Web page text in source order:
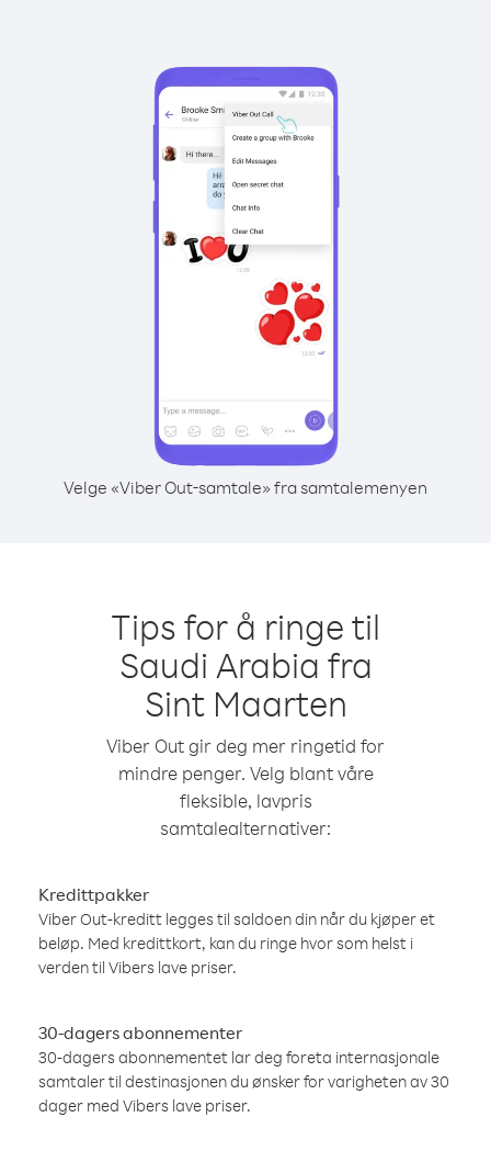
Velge «Viber Out-samtale» fra samtalemenyen
Tips for å ringe til
Saudi Arabia fra
Sint Maarten
Viber Out gir deg mer ringetid for
mindre penger. Velg blant våre
fleksible, lavpris
samtalealternativer:
Kredittpakker
Viber Out-kreditt legges til saldoen din når du kjøper et
beløp. Med kredittkort, kan du ringe hvor som helst i
verden til Vibers lave priser.
30-dagers abonnementer
30-dagers abonnementet lar deg foreta internasjonale
samtaler til destinasjonen du ønsker for varigheten av 30
dager med Vibers lave priser.